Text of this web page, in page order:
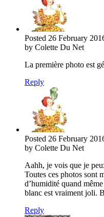
Posted 26 February
by Colette Du Net
La première photo est
Reply
Posted 26 February
by Colette Du Net
Aahh, je vois que je
Toutes ces photos sont
d’humidité quand
blanc est vraiment joli.
Reply